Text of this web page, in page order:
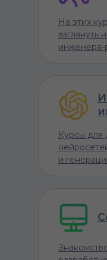
На этих
взглянуть
инженера-
Курсы для
и